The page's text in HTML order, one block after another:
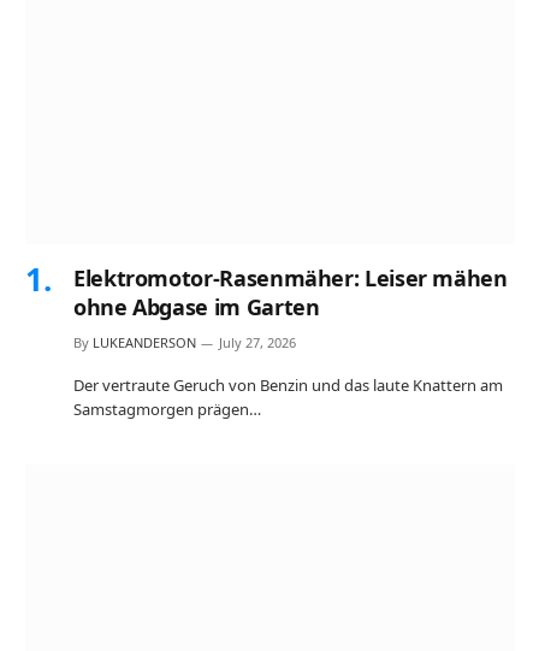
Elektromotor-Rasenmäher: Leiser mähen
ohne Abgase im Garten
By LUKEANDERSON July 27, 2026
Der vertraute Geruch von Benzin und das laute Knattern am
Samstagmorgen prägen…